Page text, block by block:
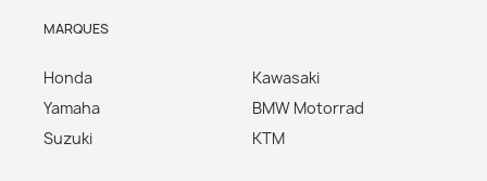
MARQUES
Honda
Yamaha
Suzuki
Kawasaki
BMW Motorrad
KTM